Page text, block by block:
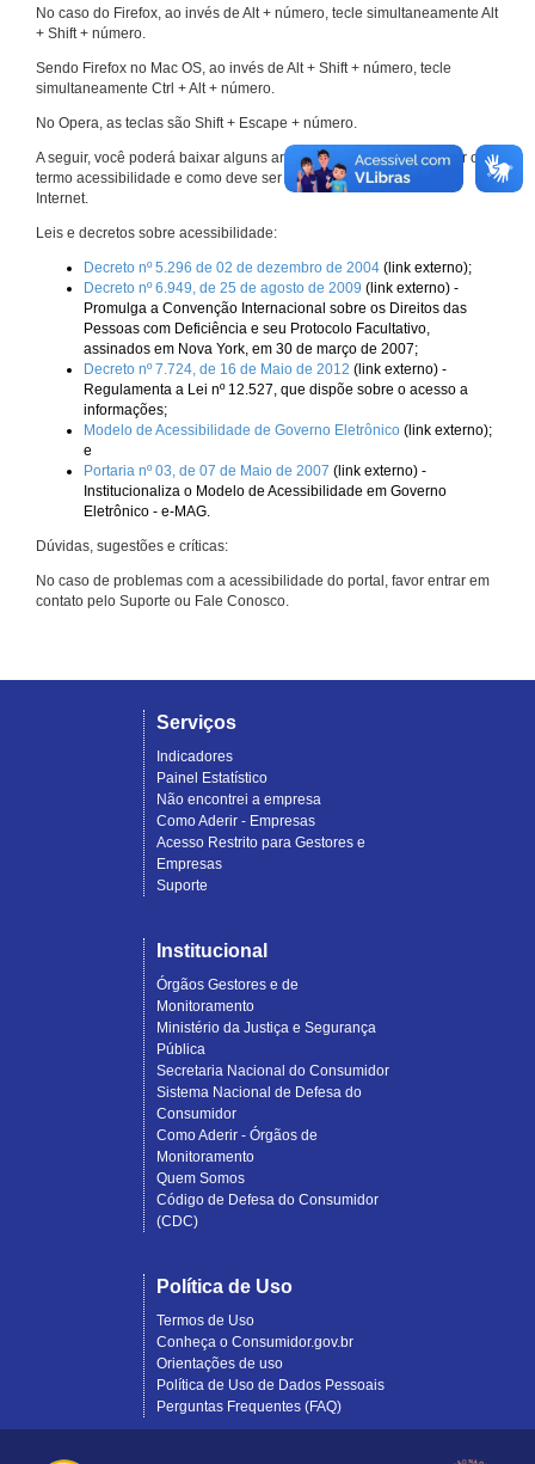
No caso do Firefox, ao invés de Alt + número, tecle simultaneamente Alt
+ Shift + número.
Sendo Firefox no Mac OS, ao invés de Alt + Shift + número, tecle
simultaneamente Ctrl + Alt + número.
No Opera, as teclas são Shift + Escape + número.
A seguir, você poderá baixar alguns arquivos que explicam melhor o
termo acessibilidade e como deve ser implementado nos sites da
Internet.
Leis e decretos sobre acessibilidade:
Decreto nº 5.296 de 02 de dezembro de 2004 (link externo);
Decreto nº 6.949, de 25 de agosto de 2009 (link externo) -
Promulga a Convenção Internacional sobre os Direitos das
Pessoas com Deficiência e seu Protocolo Facultativo,
assinados em Nova York, em 30 de março de 2007;
Decreto nº 7.724, de 16 de Maio de 2012 (link externo) -
Regulamenta a Lei nº 12.527, que dispõe sobre o acesso a
informações;
Modelo de Acessibilidade de Governo Eletrônico (link externo);
e
Portaria nº 03, de 07 de Maio de 2007 (link externo) -
Institucionaliza o Modelo de Acessibilidade em Governo
Eletrônico - e-MAG.
Dúvidas, sugestões e críticas:
No caso de problemas com a acessibilidade do portal, favor entrar em
contato pelo Suporte ou Fale Conosco.
Serviços
Indicadores
Painel Estatístico
Não encontrei a empresa
Como Aderir - Empresas
Acesso Restrito para Gestores e
Empresas
Suporte
Institucional
Órgãos Gestores e de
Monitoramento
Ministério da Justiça e Segurança
Pública
Secretaria Nacional do Consumidor
Sistema Nacional de Defesa do
Consumidor
Como Aderir - Órgãos de
Monitoramento
Quem Somos
Código de Defesa do Consumidor
(CDC)
Política de Uso
Termos de Uso
Conheça o Consumidor.gov.br
Orientações de uso
Política de Uso de Dados Pessoais
Perguntas Frequentes (FAQ)